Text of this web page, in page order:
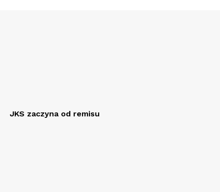
JKS zaczyna od remisu